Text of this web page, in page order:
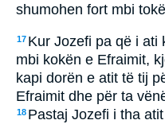
shumohen fort mbi
17 Kur Jozefi pa që i ati
mbi kokën e Efraimit,
kapi dorën e atit të tij
Efraimit dhe për ta
18 Pastaj Jozefi i tha